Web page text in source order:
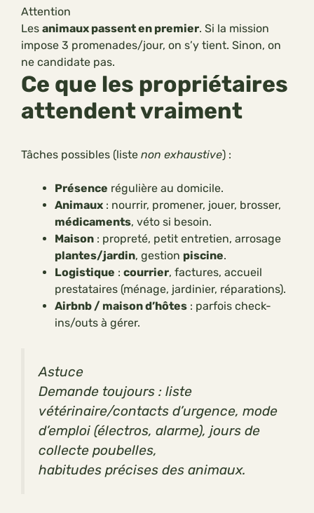
Attention
Les animaux passent en premier. Si la mission
impose 3 promenades/jour, on s’y tient. Sinon, on
ne candidate pas.
Ce que les propriétaires
attendent vraiment
Tâches possibles (liste non exhaustive) :
Présence régulière au domicile.
Animaux : nourrir, promener, jouer, brosser,
médicaments, véto si besoin.
Maison : propreté, petit entretien, arrosage
plantes/jardin, gestion piscine.
Logistique : courrier, factures, accueil
prestataires (ménage, jardinier, réparations).
Airbnb / maison d’hôtes : parfois check-
ins/outs à gérer.
Astuce
Demande toujours : liste
vétérinaire/contacts d’urgence, mode
d’emploi (électros, alarme), jours de
collecte poubelles,
habitudes précises des animaux.